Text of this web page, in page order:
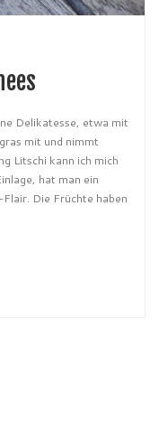
Delikatesse, etwa mit
mit und nimmt
Litschi kann ich mich
hat man ein
Die Früchte haben